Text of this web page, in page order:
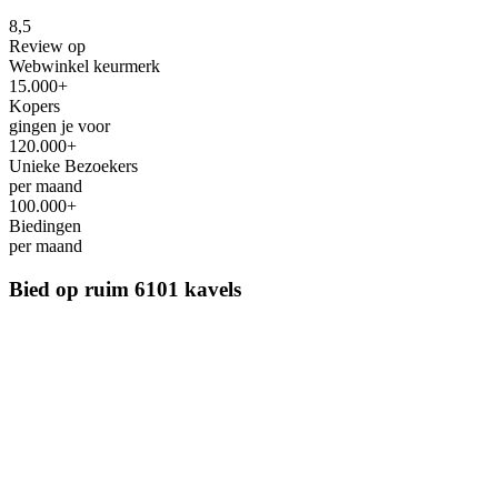
8,5
Review op
Webwinkel keurmerk
15.000+
Kopers
gingen je voor
120.000+
Unieke Bezoekers
per maand
100.000+
Biedingen
per maand
Bied op ruim 6101 kavels